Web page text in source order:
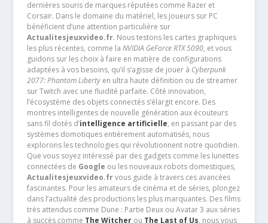
dernières souris de marques réputées comme Razer et
Corsair. Dans le domaine du matériel, les joueurs sur PC
bénéficient d’une attention particulière sur
Actualitesjeuxvideo.fr. Nous testons les cartes graphiques
les plus récentes, comme la NVIDIA GeForce RTX 5090, et vous
guidons sur les choix à faire en matière de configurations
adaptées à vos besoins, qu’il s’agisse de jouer à Cyberpunk
2077: Phantom Libertyen ultra haute définition ou de streamer
sur Twitch avec une fluidité parfaite. Côté innovation,
l’écosystème des objets connectés s’élargit encore. Des
montres intelligentes de nouvelle génération aux écouteurs
sans fil dotés d’intelligence artificielle, en passant par des
systèmes domotiques entièrement automatisés, nous
explorons les technologies qui révolutionnent notre quotidien.
Que vous soyez intéressé par des gadgets comme les lunettes
connectées de Google ou les nouveaux robots domestiques,
Actualitesjeuxvideo.frvous guide à travers ces avancées
fascinantes. Pour les amateurs de cinéma et de séries, plongez
dans l’actualité des productions les plus marquantes. Des films
très attendus comme Dune : Partie Deux ou Avatar 3 aux séries
à succès comme The Witcherou The Last of Us, nous vous